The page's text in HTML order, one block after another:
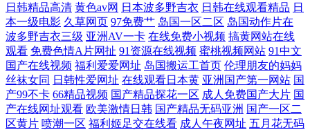
天堂狠狠干 中文精品久久人妻 大香蕉导航 男女91视频 先锋av网址 91人妻
国产 AV资源网站色先锋 韩国色片妈妈8 人人情趣超碰91人人 伊人伊蕉 91
资源在线视频 久久视频老司机 色偷偷丁香五月天 91豆花在线啪啪视频
avtt偷情 国产性福利 欧美日韩另类亚洲色网 51视频在线观看 91直播啪啪
日韩精品高清 黄色av网 日本波多野吉衣 日韩在线观看精品 日
本一级电影 久草网页 97免费艹 岛国一区二区 岛国动作片在
波多野吉衣三级 亚洲AV一卡 在线免费小视频 搞黄网站在线
观看 免费色情A片网扯 91资源在线视频 蜜桃视频网站 91中文
国产在线视频 福利爱爱网址 岛国搬运工首页 伦理朋友的妈妈
丝袜女同 日韩性爱网址 在线观看日本黄 亚洲国产第一网站 国
产99不卡 66精品视频 国产精品探花一区 成人免费国产大片 国
产在线网址观看 欧美激情日韩 国产精品无码亚洲 国产一区二
区黄片 喷潮一区 福利姬足交在线看 成人午夜网址 五月花无码